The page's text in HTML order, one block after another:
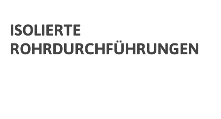
ISOLIERTE
ROHRDURCHFÜHRUNGEN